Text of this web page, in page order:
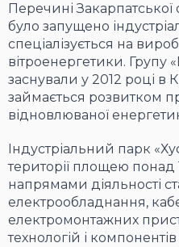
Перечині Закарпатської
було запущено
спеціалізується на
вітроенергетики. Групу
заснували у 2012 році в
займається розвитком
відновлюваної
Індустріальний парк
території площею понад
напрямами діяльності
електрообладнання,
електромонтажних
технологій і